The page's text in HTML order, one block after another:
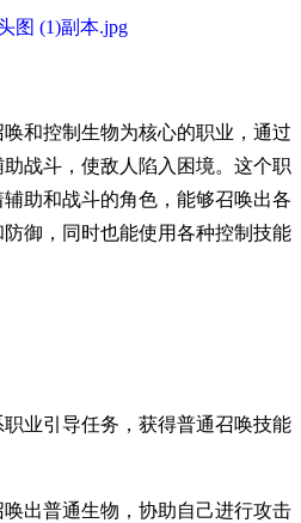
和控制生物为核心的职业，通过
战斗，使敌人陷入困境。这个职
助和战斗的角色，能够召唤出各
御，同时也能使用各种控制技能
业引导任务，获得普通召唤技能
出普通生物，协助自己进行攻击